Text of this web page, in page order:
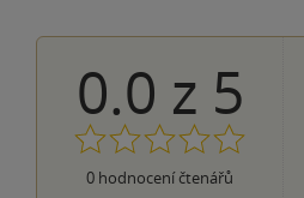
0.0 z 5
0 hodnocení čtenářů